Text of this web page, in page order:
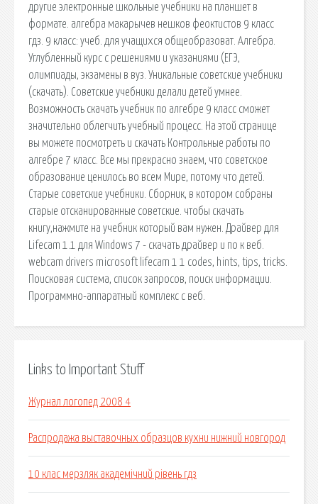
другие электронные школьные учебники на планшет в
формате. алгебра макарычев нешков феоктистов 9 класс
гдз. 9 класс: учеб. для учащихся общеобразоват. Алгебра.
Углубленный курс с решениями и указаниями (ЕГЭ,
олимпиады, экзамены в вуз. Уникальные советские учебники
(скачать). Советские учебники делали детей умнее.
Возможность скачать учебник по алгебре 9 класс сможет
значительно облегчить учебный процесс. На этой странице
вы можете посмотреть и скачать Контрольные работы по
алгебре 7 класс. Все мы прекрасно знаем, что советское
образование ценилось во всем Мире, потому что детей.
Старые советские учебники. Сборник, в котором собраны
старые отсканированные советские. чтобы скачать
книгу,нажмите на учебник который вам нужен. Драйвер для
Lifecam 1.1 для Windows 7 - скачать драйвер и по к веб.
webcam drivers microsoft lifecam 1 1 codes, hints, tips, tricks.
Поисковая сиcтема, список запросов, поиск информации.
Программно-аппаратный комплекс с веб.
Links to Important Stuff
Журнал логопед 2008 4
Распродажа выставочных образцов кухни нижний новгород
10 клас мерзляк академічний рівень гдз